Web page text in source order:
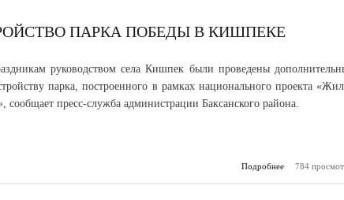
ПАРКА ПОБЕДЫ В КИШПЕКЕ
руководством села Кишпек были проведены
парка, построенного в рамках национального проекта
сообщает пресс-служба администрации Баксанского района.
Подробнее
о
784